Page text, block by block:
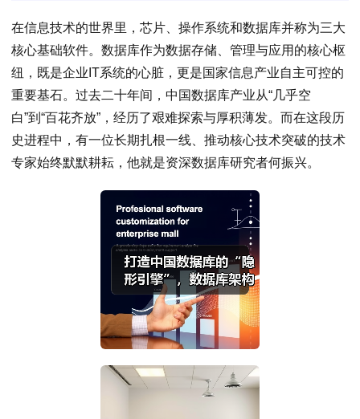
在信息技术的世界里，芯片、操作系统和数据库并称为三大
核心基础软件。数据库作为数据存储、管理与应用的核心枢
纽，既是企业IT系统的心脏，更是国家信息产业自主可控的
重要基石。过去二十年间，中国数据库产业从“几乎空
白”到“百花齐放”，经历了艰难探索与厚积薄发。而在这段历
史进程中，有一位长期扎根一线、推动核心技术突破的技术
专家始终默默耕耘，他就是资深数据库研究者何振兴。